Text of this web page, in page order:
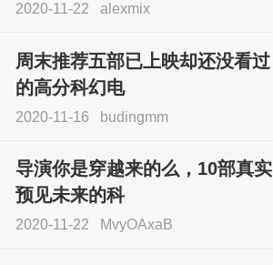
2020-11-22 alexmix
周末推荐五部已上映却还没看过
的高分科幻电
2020-11-16 budingmm
导演你是穿越来的么，10部真实
预见未来的科
2020-11-22 MvyOAxaB